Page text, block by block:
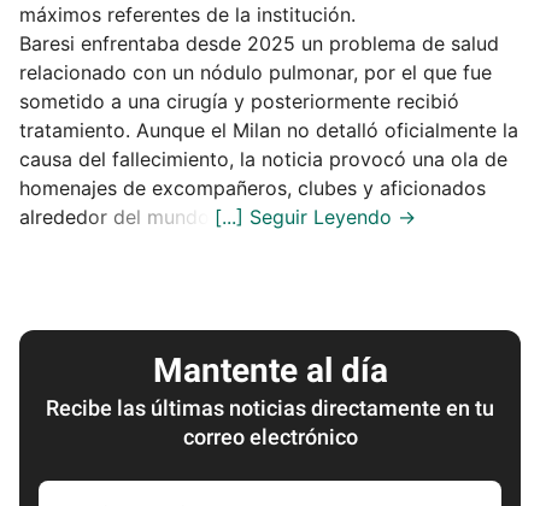
máximos referentes de la institución.
Baresi enfrentaba desde 2025 un problema de salud
relacionado con un nódulo pulmonar, por el que fue
sometido a una cirugía y posteriormente recibió
tratamiento. Aunque el Milan no detalló oficialmente la
causa del fallecimiento, la noticia provocó una ola de
homenajes de excompañeros, clubes y aficionados
alrededor del mundo.
Mantente al día
Recibe las últimas noticias directamente en tu
correo electrónico
Escribe